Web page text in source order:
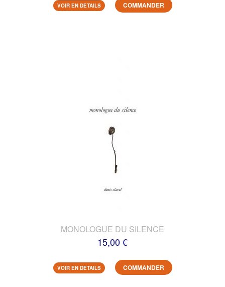
VOIR EN DETAILS COMMANDER
MONOLOGUE DU SILENCE
15,00 €
VOIR EN DETAILS COMMANDER